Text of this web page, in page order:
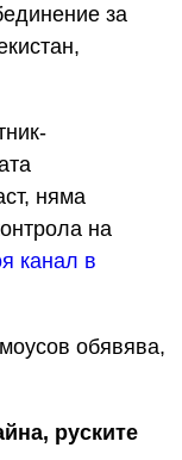
за
няма
на
канал в
обявява,
руските